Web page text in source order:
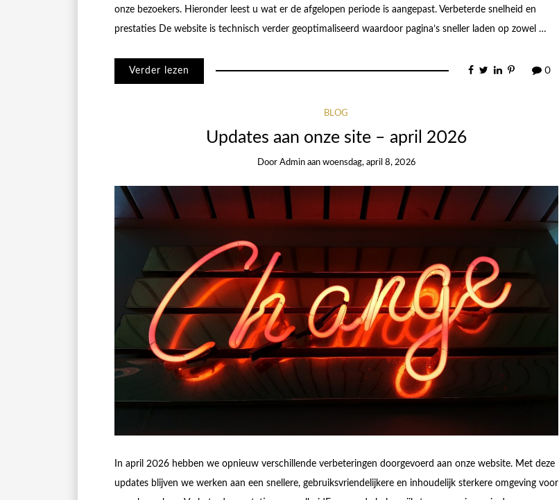
onze bezoekers. Hieronder leest u wat er de afgelopen periode is aangepast. Verbeterde snelheid en
prestaties De website is technisch verder geoptimaliseerd waardoor pagina’s sneller laden op zowel …
Verder lezen 0
BLOG
Updates aan onze site – april 2026
Door Admin aan woensdag, april 8, 2026
In april 2026 hebben we opnieuw verschillende verbeteringen doorgevoerd aan onze website. Met deze
updates blijven we werken aan een snellere, gebruiksvriendelijkere en inhoudelijk sterkere omgeving voor